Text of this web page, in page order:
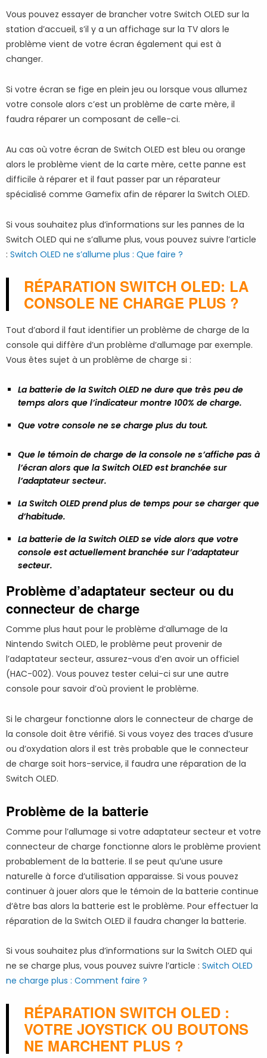
Vous pouvez essayer de brancher votre Switch OLED sur la
station d’accueil, s’il y a un affichage sur la TV alors le
problème vient de votre écran également qui est à
changer.
Si votre écran se fige en plein jeu ou lorsque vous allumez
votre console alors c’est un problème de carte mère, il
faudra réparer un composant de celle-ci.
Au cas où votre écran de Switch OLED est bleu ou orange
alors le problème vient de la carte mère, cette panne est
difficile à réparer et il faut passer par un réparateur
spécialisé comme Gamefix afin de réparer la Switch OLED.
Si vous souhaitez plus d’informations sur les pannes de la
Switch OLED qui ne s’allume plus, vous pouvez suivre l’article
: Switch OLED ne s’allume plus : Que faire ?
RÉPARATION SWITCH OLED: LA
CONSOLE NE CHARGE PLUS ?
Tout d’abord il faut identifier un problème de charge de la
console qui diffère d’un problème d’allumage par exemple.
Vous êtes sujet à un problème de charge si :
La batterie de la Switch OLED ne dure que très peu de
temps alors que l’indicateur montre 100% de charge.
Que votre console ne se charge plus du tout.
Que le témoin de charge de la console ne s’affiche pas à
l’écran alors que la Switch OLED est branchée sur
l’adaptateur secteur.
La Switch OLED prend plus de temps pour se charger que
d’habitude.
La batterie de la Switch OLED se vide alors que votre
console est actuellement branchée sur l’adaptateur
secteur.
Problème d’adaptateur secteur ou du
connecteur de charge
Comme plus haut pour le problème d’allumage de la
Nintendo Switch OLED, le problème peut provenir de
l’adaptateur secteur, assurez-vous d’en avoir un officiel
(HAC-002). Vous pouvez tester celui-ci sur une autre
console pour savoir d’où provient le problème.
Si le chargeur fonctionne alors le connecteur de charge de
la console doit être vérifié. Si vous voyez des traces d’usure
ou d’oxydation alors il est très probable que le connecteur
de charge soit hors-service, il faudra une réparation de la
Switch OLED.
Problème de la batterie
Comme pour l’allumage si votre adaptateur secteur et votre
connecteur de charge fonctionne alors le problème provient
probablement de la batterie. Il se peut qu’une usure
naturelle à force d’utilisation apparaisse. Si vous pouvez
continuer à jouer alors que le témoin de la batterie continue
d’être bas alors la batterie est le problème. Pour effectuer la
réparation de la Switch OLED il faudra changer la batterie.
Si vous souhaitez plus d’informations sur la Switch OLED qui
ne se charge plus, vous pouvez suivre l’article : Switch OLED
ne charge plus : Comment faire ?
RÉPARATION SWITCH OLED :
VOTRE JOYSTICK OU BOUTONS
NE MARCHENT PLUS ?